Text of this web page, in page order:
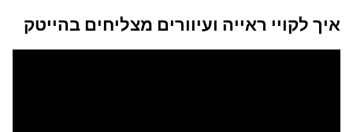
איך לקויי ראייה ועיוורים מצליחים בהייטק